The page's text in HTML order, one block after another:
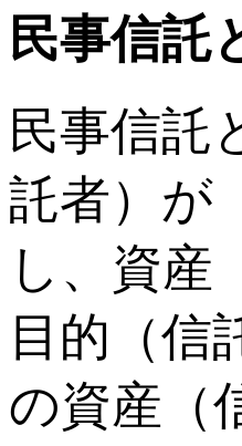
民事信託
民事信託
託者）が
し、資産
目的（信
の資産（